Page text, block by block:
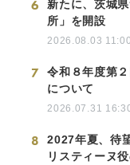
6
新たに、茨城
所」を開設
2026.08.03 11:00
7
令和８年度第
について
2026.07.31
8
2027年夏、待
リスティーヌ